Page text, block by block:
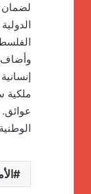
لضمان
وأضاف
ملكية